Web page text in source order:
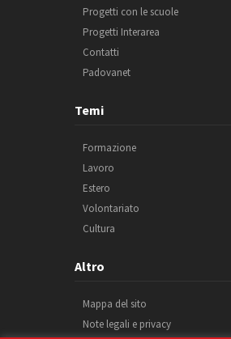
Progetti con le scuole
Progetti Interarea
Contatti
Padovanet
Temi
Formazione
Lavoro
Estero
Volontariato
Cultura
Altro
Mappa del sito
Note legali e privacy